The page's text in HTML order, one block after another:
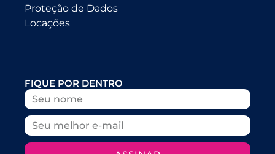
Proteção de Dados
Locações
FIQUE POR DENTRO